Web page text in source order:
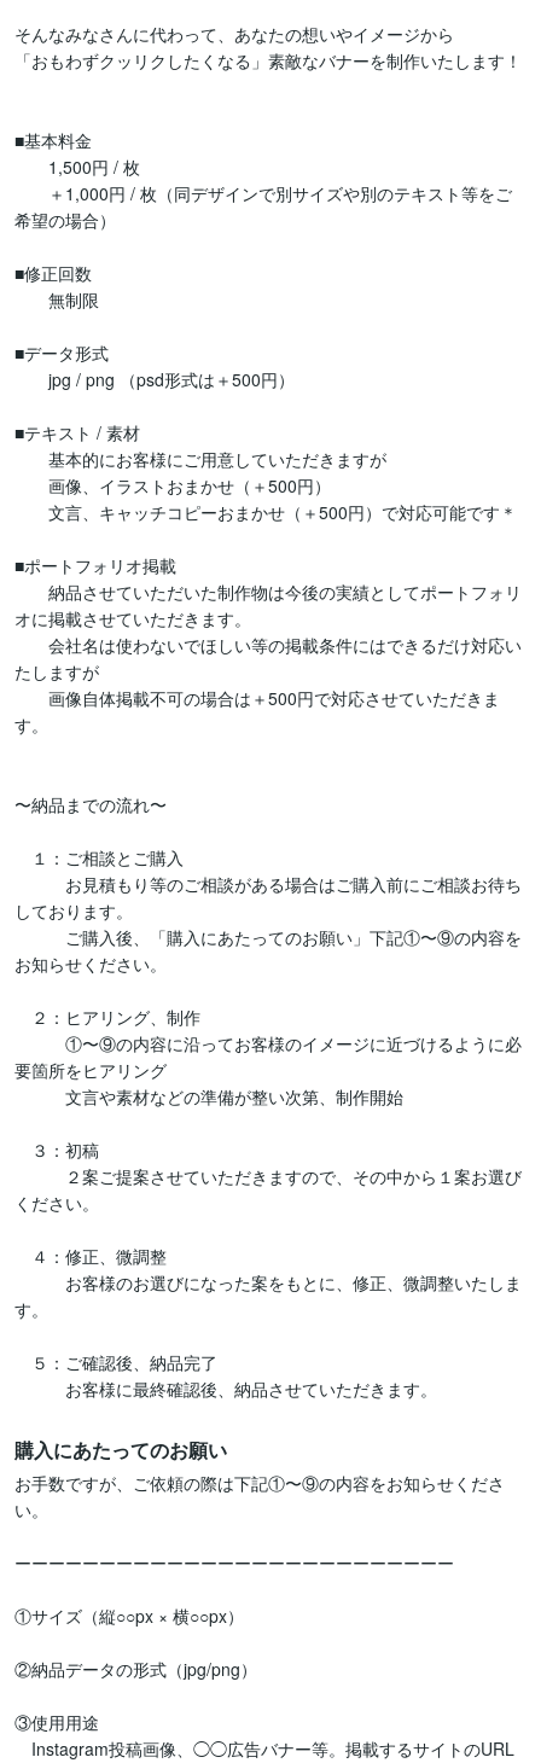
そんなみなさんに代わって、あなたの想いやイメージから
「おもわずクッリクしたくなる」素敵なバナーを制作いたします！
■基本料金
1,500円 / 枚
＋1,000円 / 枚（同デザインで別サイズや別のテキスト等をご
希望の場合）
■修正回数
無制限
■データ形式
jpg / png （psd形式は＋500円）
■テキスト / 素材
基本的にお客様にご用意していただきますが
画像、イラストおまかせ（＋500円）
文言、キャッチコピーおまかせ（＋500円）で対応可能です＊
■ポートフォリオ掲載
納品させていただいた制作物は今後の実績としてポートフォリ
オに掲載させていただきます。
会社名は使わないでほしい等の掲載条件にはできるだけ対応い
たしますが
画像自体掲載不可の場合は＋500円で対応させていただきま
す。
〜納品までの流れ〜
１：ご相談とご購入
お見積もり等のご相談がある場合はご購入前にご相談お待ち
しております。
ご購入後、「購入にあたってのお願い」下記①〜⑨の内容を
お知らせください。
２：ヒアリング、制作
①〜⑨の内容に沿ってお客様のイメージに近づけるように必
要箇所をヒアリング
文言や素材などの準備が整い次第、制作開始
３：初稿
２案ご提案させていただきますので、その中から１案お選び
ください。
４：修正、微調整
お客様のお選びになった案をもとに、修正、微調整いたしま
す。
５：ご確認後、納品完了
お客様に最終確認後、納品させていただきます。
購入にあたってのお願い
お手数ですが、ご依頼の際は下記①〜⑨の内容をお知らせくださ
い。
ーーーーーーーーーーーーーーーーーーーーーーーーーー
①サイズ（縦○○px × 横○○px）
②納品データの形式（jpg/png）
③使用用途
Instagram投稿画像、◯◯広告バナー等。掲載するサイトのURL